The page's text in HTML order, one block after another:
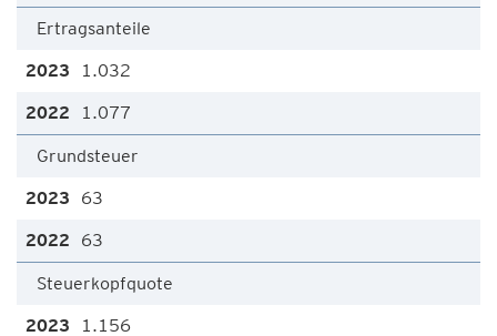
Ertragsanteile
1.032
1.077
Grundsteuer
63
63
Steuerkopfquote
1.156